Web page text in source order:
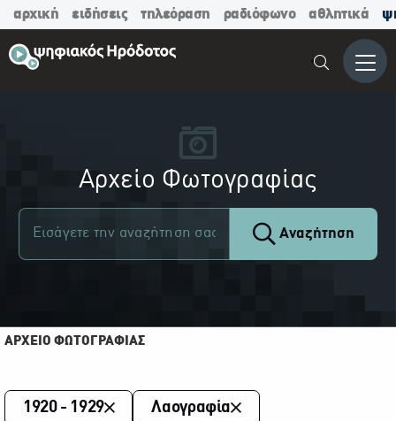
αρχική ειδήσεις τηλεόραση ραδιόφωνο αθλητικά
Μενού
Αρχείο Φωτογραφίας
Αναζήτηση
ΑΡΧΕΙΟ ΦΩΤΟΓΡΑΦΙΑΣ
1920 - 1929 Λαογραφία